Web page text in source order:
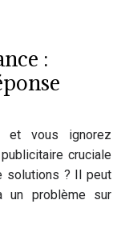
:
et vous ignorez
cruciale
solutions ? Il peut
un problème sur